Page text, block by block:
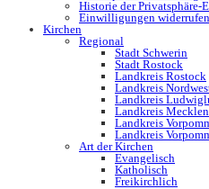
Historie der Privatsphäre-
Einwilligungen widerrufen
Kirchen
Regional
Stadt Schwerin
Stadt Rostock
Landkreis Rostock
Landkreis
Landkreis
Landkreis
Landkreis
Landkreis
Art der Kirchen
Evangelisch
Katholisch
Freikirchlich